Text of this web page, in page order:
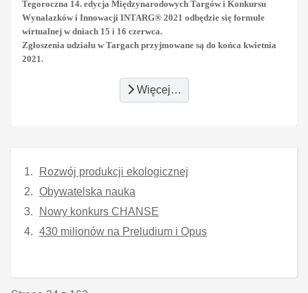
Tegoroczna 14. edycja Międzynarodowych Targów i Konkursu
Wynalazków i Innowacji INTARG® 2021 odbędzie się formule
wirtualnej w dniach 15 i 16 czerwca.
Zgłoszenia udziału w Targach przyjmowane są do końca kwietnia
2021.
Więcej…
Rozwój produkcji ekologicznej
Obywatelska nauka
Nowy konkurs CHANSE
430 milionów na Preludium i Opus